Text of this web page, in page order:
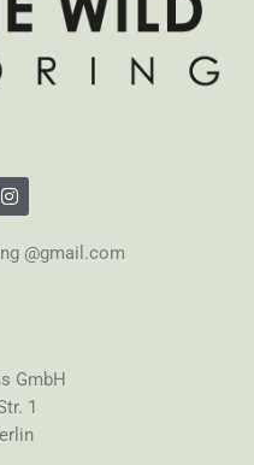
@gmail.com
GmbH
1